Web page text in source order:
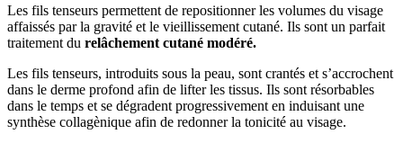
Les fils tenseurs permettent de repositionner les volumes du visage
affaissés par la gravité et le vieillissement cutané. Ils sont un parfait
traitement du relâchement cutané modéré.
Les fils tenseurs, introduits sous la peau, sont crantés et s’accrochent
dans le derme profond afin de lifter les tissus. Ils sont résorbables
dans le temps et se dégradent progressivement en induisant une
synthèse collagènique afin de redonner la tonicité au visage.